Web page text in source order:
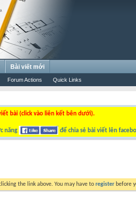
Forum Actions Quick Links
Bài viết mới
bài (click vào liên kết bên dưới).
năng để chia sẻ bài viết lên
the link above. You may have to register before